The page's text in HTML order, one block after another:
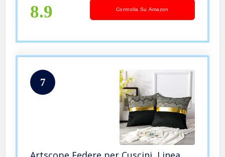
(grigio)
8.9 Controlla Su Amazon
7